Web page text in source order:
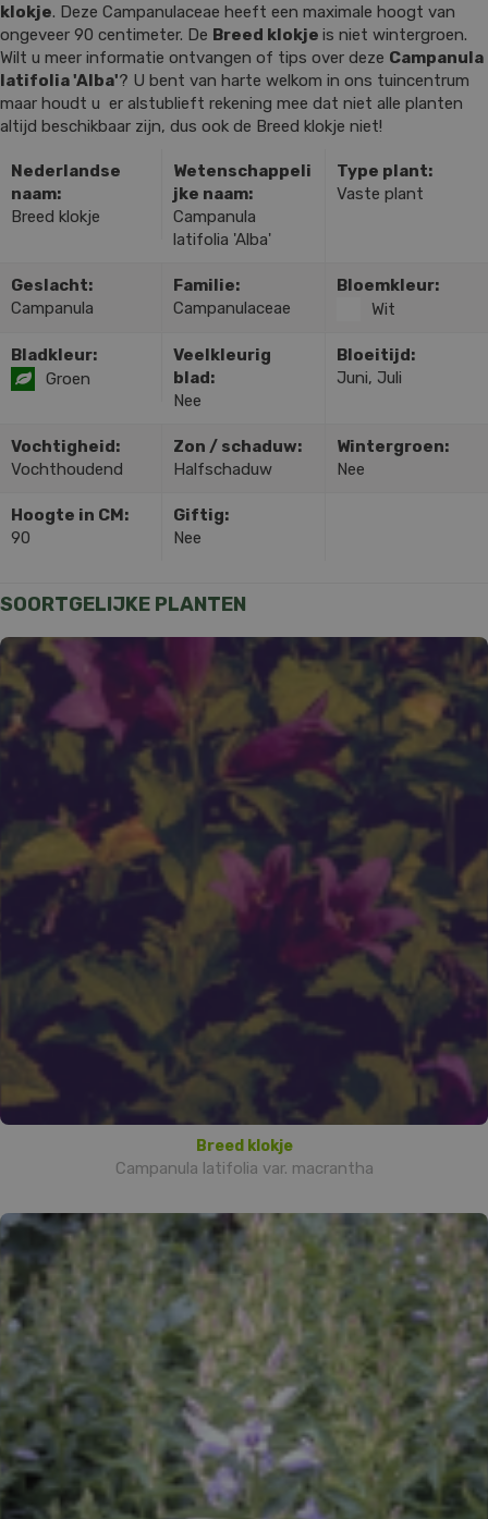
klokje. Deze Campanulaceae heeft een maximale hoogt van
ongeveer 90 centimeter. De Breed klokje is niet wintergroen.
Wilt u meer informatie ontvangen of tips over deze Campanula
latifolia 'Alba'? U bent van harte welkom in ons tuincentrum
maar houdt u er alstublieft rekening mee dat niet alle planten
altijd beschikbaar zijn, dus ook de Breed klokje niet!
Nederlandse
naam:
Breed klokje
Wetenschappeli
jke naam:
Campanula
latifolia 'Alba'
Type plant:
Vaste plant
Geslacht:
Campanula
Familie:
Campanulaceae
Bloemkleur:
Wit
Bladkleur:
Groen
Veelkleurig
blad:
Nee
Bloeitijd:
Juni, Juli
Vochtigheid:
Vochthoudend
Zon / schaduw:
Halfschaduw
Wintergroen:
Nee
Hoogte in CM:
90
Giftig:
Nee
SOORTGELIJKE PLANTEN
Breed klokje
Campanula latifolia var. macrantha